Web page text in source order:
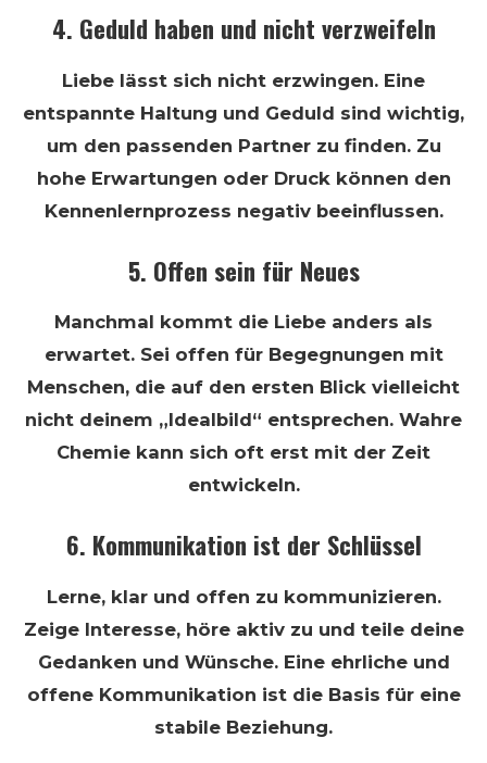
4. Geduld haben und nicht verzweifeln
Liebe lässt sich nicht erzwingen. Eine
entspannte Haltung und Geduld sind wichtig,
um den passenden Partner zu finden. Zu
hohe Erwartungen oder Druck können den
Kennenlernprozess negativ beeinflussen.
5. Offen sein für Neues
Manchmal kommt die Liebe anders als
erwartet. Sei offen für Begegnungen mit
Menschen, die auf den ersten Blick vielleicht
nicht deinem „Idealbild“ entsprechen. Wahre
Chemie kann sich oft erst mit der Zeit
entwickeln.
6. Kommunikation ist der Schlüssel
Lerne, klar und offen zu kommunizieren.
Zeige Interesse, höre aktiv zu und teile deine
Gedanken und Wünsche. Eine ehrliche und
offene Kommunikation ist die Basis für eine
stabile Beziehung.